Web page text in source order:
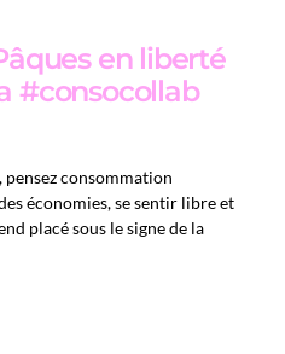
en liberté
#consocollab
pensez consommation
économies, se sentir libre et
placé sous le signe de la